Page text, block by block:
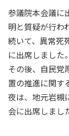
参議院本会議に
明と質疑が行わ
続いて、異常死
に出席しました。
その後、自民党
置の推進に関す
夜は、地元岩槻
会に出席しまし